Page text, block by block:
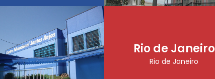
Rio de Janeiro
Rio de Janeiro